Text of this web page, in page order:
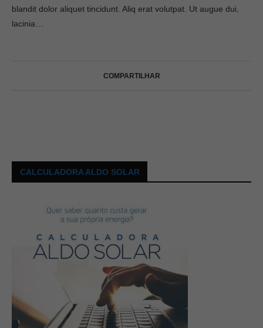
blandit dolor aliquet tincidunt. Aliq erat volutpat. Ut augue dui,
lacinia…
COMPARTILHAR
CALCULADORA ALDO SOLAR